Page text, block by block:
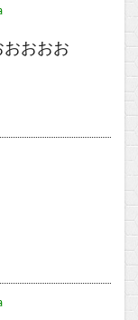
おおおお